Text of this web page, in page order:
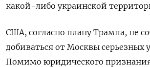
какой-либо украинской
США, согласно плану Трампа, не
добиваться от Москвы серьезных
Помимо юридического